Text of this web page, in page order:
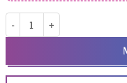
Thiên đàng số lượng